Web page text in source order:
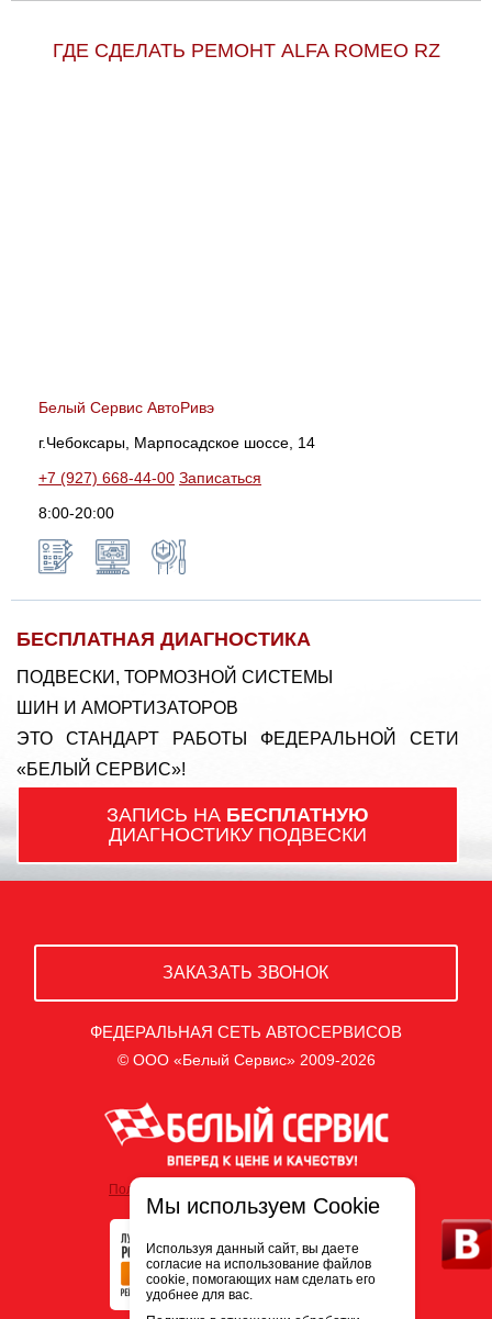
ГДЕ СДЕЛАТЬ РЕМОНТ ALFA ROMEO RZ
Белый Сервис АвтоРивэ
г.Чебоксары, Марпосадское шоссе, 14
+7 (927) 668-44-00 Записаться
8:00-20:00
БЕСПЛАТНАЯ ДИАГНОСТИКА
ПОДВЕСКИ, ТОРМОЗНОЙ СИСТЕМЫ
ШИН И АМОРТИЗАТОРОВ
ЭТО СТАНДАРТ РАБОТЫ ФЕДЕРАЛЬНОЙ СЕТИ
«БЕЛЫЙ СЕРВИС»!
ЗАПИСЬ НА БЕСПЛАТНУЮ
ДИАГНОСТИКУ ПОДВЕСКИ
ЗАКАЗАТЬ ЗВОНОК
ФЕДЕРАЛЬНАЯ СЕТЬ АВТОСЕРВИСОВ
© ООО «Белый Сервис» 2009-2026
Политика обработки персональных данных
Мы используем Cookie
Используя данный сайт, вы даете
согласие на использование файлов
cookie, помогающих нам сделать его
удобнее для вас.